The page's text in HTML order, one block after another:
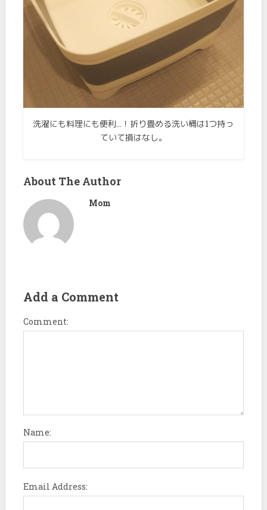
洗濯にも料理にも便利…！折り畳める洗い桶は1つ持っ
ていて損はなし。
About The Author
Mom
Add a Comment
Comment:
Name:
Email Address: